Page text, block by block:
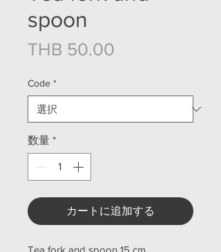
spoon
THB 50.00
Code *
数量 *
カートに追加する
Tea fork and spoon 15 cm